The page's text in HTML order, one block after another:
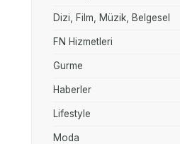
Dizi, Film, Müzik, Belgesel
FN Hizmetleri
Gurme
Haberler
Lifestyle
Moda